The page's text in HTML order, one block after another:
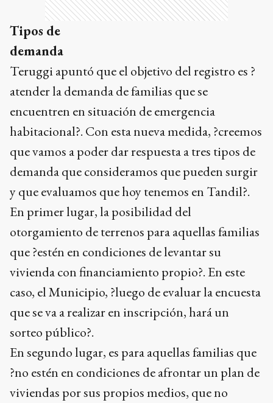
Tipos de
demanda
Teruggi apuntó que el objetivo del registro es ?
atender la demanda de familias que se
encuentren en situación de emergencia
habitacional?. Con esta nueva medida, ?creemos
que vamos a poder dar respuesta a tres tipos de
demanda que consideramos que pueden surgir
y que evaluamos que hoy tenemos en Tandil?.
En primer lugar, la posibilidad del
otorgamiento de terrenos para aquellas familias
que ?estén en condiciones de levantar su
vivienda con financiamiento propio?. En este
caso, el Municipio, ?luego de evaluar la encuesta
que se va a realizar en inscripción, hará un
sorteo público?.
En segundo lugar, es para aquellas familias que
?no estén en condiciones de afrontar un plan de
viviendas por sus propios medios, que no